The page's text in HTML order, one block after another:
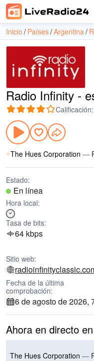
Inicio Países Argentina
Radio Infinity -
Calificación:
The Hues Corporation —
Estado:
En línea
Hora local:
Tasa de bits:
64 kbps
Sitio web:
Fecha de la última
comprobación:
6 de agosto de 2026,
Ahora en directo
The Hues Corporation —